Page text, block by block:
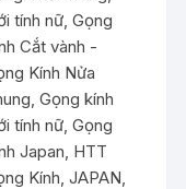
NO-
4744
Size
49-
17-
135
FRAME
tính nữ,Gọng
Cắt vành -
Kính Nửa
,Gọng kính
tính nữ,Gọng
Japan, HTT
Kính,JAPAN,